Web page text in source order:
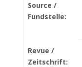
Source /
Fundstelle:
Revue /
Zeitschrift: